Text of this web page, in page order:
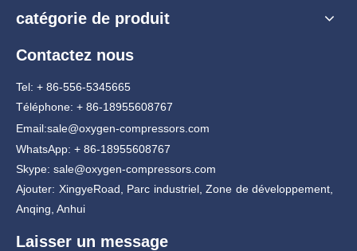
catégorie de produit
Contactez nous
Tel: + 86-556-5345665
Téléphone: + 86-18955608767
Email:sale@oxygen-compressors.com
WhatsApp: + 86-18955608767
Skype: sale@oxygen-compressors.com
Ajouter: XingyeRoad, Parc industriel, Zone de développement,
Anqing, Anhui
Laisser un message